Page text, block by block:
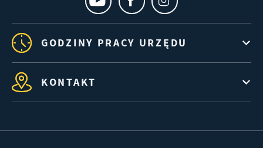
GODZINY PRACY URZĘDU
KONTAKT